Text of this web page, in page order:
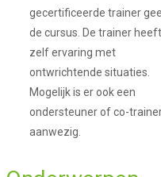
gecertificeerde trainer
de cursus. De trainer heeft
zelf ervaring met
ontwrichtende situaties.
Mogelijk is er ook een
ondersteuner of co-
aanwezig.